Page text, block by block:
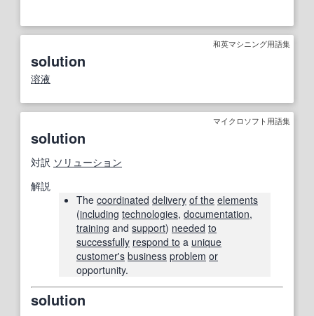
和英マシニング用語集
solution
溶液
マイクロソフト用語集
solution
対訳 ソリューション
解説
The coordinated delivery of the elements
(including technologies, documentation,
training and support) needed to
successfully respond to a unique
customer's business problem or
opportunity.
solution